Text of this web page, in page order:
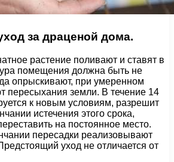
за драценой дома.
растение поливают и ставят в
помещения должна быть не
опрыскивают, при умеренном
пересыхания земли. В течение 14
к новым условиям, разрешит
истечения этого срока,
на постоянное место.
пересадки реализовывают
уход не отличается от